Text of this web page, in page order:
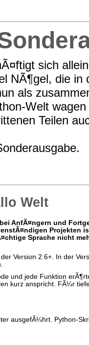
sich
NÃ¶gel, die in
als
Welt
Teilen
Welt
AnfÃ¤ngern und
Sprache nicht
Version 2.6+. In der
und jede Funktion
kurz anspricht. FÃ¼r
ausgefÃ¼hrt. Python-